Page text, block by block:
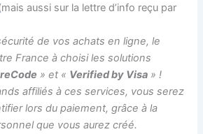
aussi sur la lettre d’info reçu par
de vos achats en ligne, le
France à choisi les solutions
» et « Verified by Visa » !
affiliés à ces services, vous serez
lors du paiement, grâce à la
que vous aurez créé.